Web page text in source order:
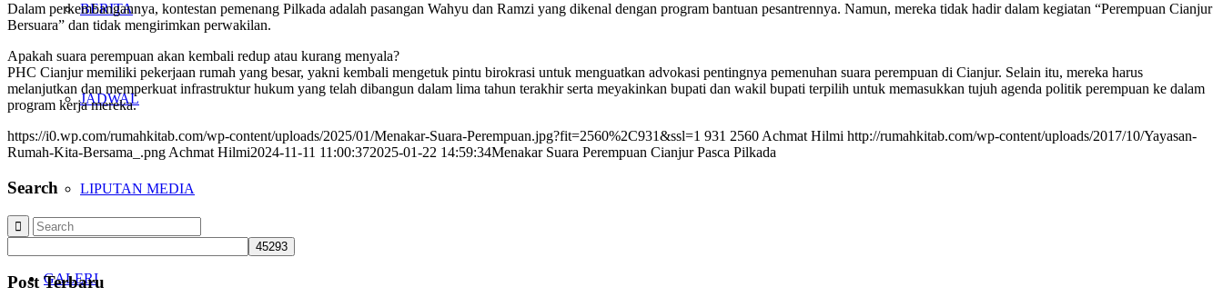
BERITA
JADWAL
LIPUTAN MEDIA
GALERI
Dalam perkembangannya, kontestan pemenang Pilkada adalah pasangan Wahyu dan Ramzi yang dikenal dengan program bantuan pesantrennya. Namun, mereka tidak hadir dalam kegiatan “Perempuan Cianjur
Bersuara” dan tidak mengirimkan perwakilan.
Apakah suara perempuan akan kembali redup atau kurang menyala?
PHC Cianjur memiliki pekerjaan rumah yang besar, yakni kembali mengetuk pintu birokrasi untuk menguatkan advokasi pentingnya pemenuhan suara perempuan di Cianjur. Selain itu, mereka harus
melanjutkan dan memperkuat infrastruktur hukum yang telah dibangun dalam lima tahun terakhir serta meyakinkan bupati dan wakil bupati terpilih untuk memasukkan tujuh agenda politik perempuan ke dalam
program kerja mereka.
https://i0.wp.com/rumahkitab.com/wp-content/uploads/2025/01/Menakar-Suara-Perempuan.jpg?fit=2560%2C931&ssl=1 931 2560 Achmat Hilmi http://rumahkitab.com/wp-content/uploads/2017/10/Yayasan-
Rumah-Kita-Bersama_.png Achmat Hilmi2024-11-11 11:00:372025-01-22 14:59:34Menakar Suara Perempuan Cianjur Pasca Pilkada
Search
Post Terbaru